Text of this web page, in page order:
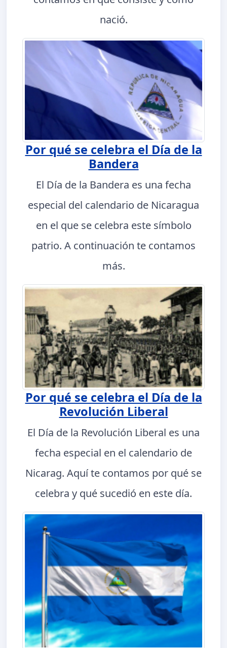
nació.
Por qué se celebra el Día de la
Bandera
El Día de la Bandera es una fecha
especial del calendario de Nicaragua
en el que se celebra este símbolo
patrio. A continuación te contamos
más.
Por qué se celebra el Día de la
Revolución Liberal
El Día de la Revolución Liberal es una
fecha especial en el calendario de
Nicarag. Aquí te contamos por qué se
celebra y qué sucedió en este día.